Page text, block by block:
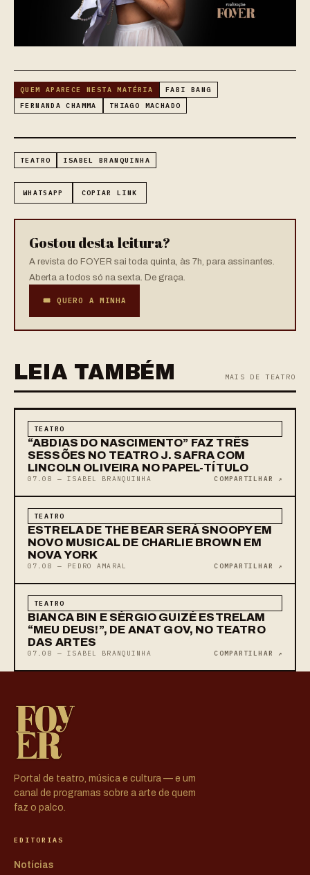
QUEM APARECE NESTA MATÉRIA
FABI BANG
FERNANDA CHAMMA
THIAGO MACHADO
TEATRO ISABEL BRANQUINHA
WHATSAPP COPIAR LINK
Gostou desta leitura?
A revista do FOYER sai toda quinta, às 7h, para assinantes.
Aberta a todos só na sexta. De graça.
🎟 QUERO A MINHA
LEIA TAMBÉM MAIS DE TEATRO
TEATRO
“ABDIAS DO NASCIMENTO” FAZ TRÊS
SESSÕES NO TEATRO J. SAFRA COM
LINCOLN OLIVEIRA NO PAPEL-TÍTULO
07.08 — ISABEL BRANQUINHA COMPARTILHAR ↗
TEATRO
ESTRELA DE THE BEAR SERÁ SNOOPY EM
NOVO MUSICAL DE CHARLIE BROWN EM
NOVA YORK
07.08 — PEDRO AMARAL COMPARTILHAR ↗
TEATRO
BIANCA BIN E SÉRGIO GUIZÉ ESTRELAM
“MEU DEUS!”, DE ANAT GOV, NO TEATRO
DAS ARTES
07.08 — ISABEL BRANQUINHA COMPARTILHAR ↗
Portal de teatro, música e cultura — e um
canal de programas sobre a arte de quem
faz o palco.
EDITORIAS
Notícias